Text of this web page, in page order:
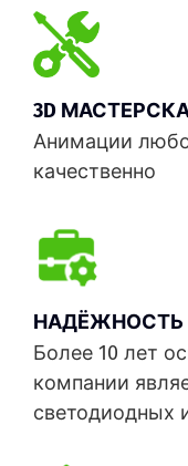
ПО и
Наличие
Изготовим 3д
согласно его
3D
Анимации
качественно
НАДЁЖНОСТЬ
Более 10 лет
компании
светодиодных